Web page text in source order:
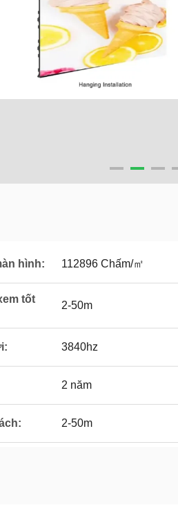
hình: 112896 Chấm/㎡
tốt
2-50m
3840hz
2 năm
2-50m